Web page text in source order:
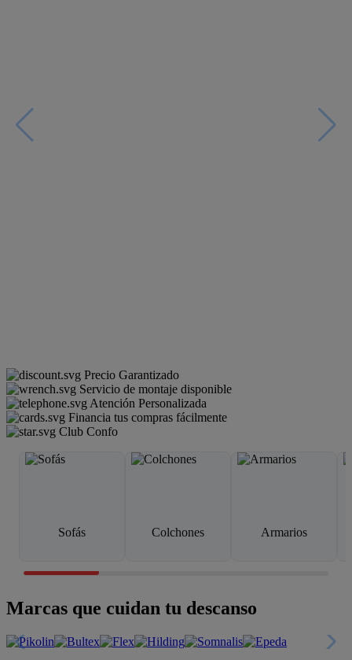
Precio Garantizado
Servicio de montaje disponible
Atención Personalizada
Financia tus compras fácilmente
Club Confo
Sofás Colchones Armarios
Marcas que cuidan tu descanso